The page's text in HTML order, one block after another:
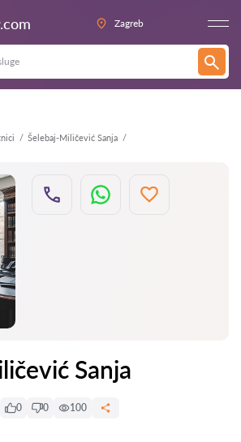
Zagreb
Šelebaj-Miličević Sanja
Sanja
0 0 100